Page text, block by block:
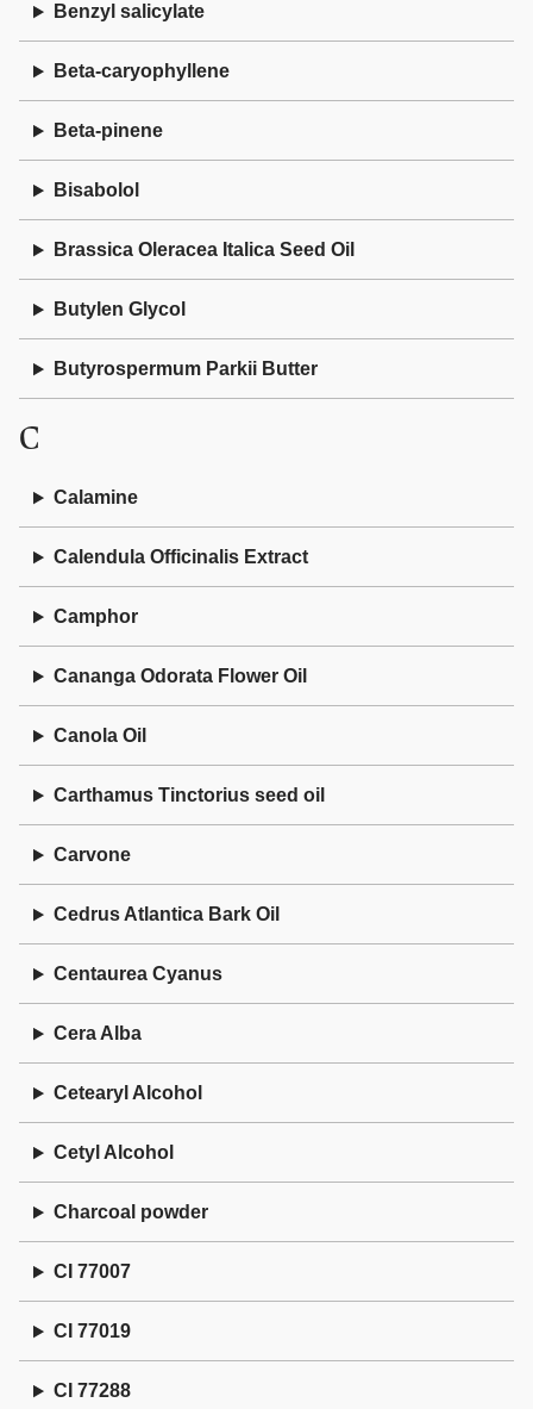
Benzyl salicylate
Beta-caryophyllene
Beta-pinene
Bisabolol
Brassica Oleracea Italica Seed Oil
Butylen Glycol
Butyrospermum Parkii Butter
C
Calamine
Calendula Officinalis Extract
Camphor
Cananga Odorata Flower Oil
Canola Oil
Carthamus Tinctorius seed oil
Carvone
Cedrus Atlantica Bark Oil
Centaurea Cyanus
Cera Alba
Cetearyl Alcohol
Cetyl Alcohol
Charcoal powder
CI 77007
CI 77019
CI 77288